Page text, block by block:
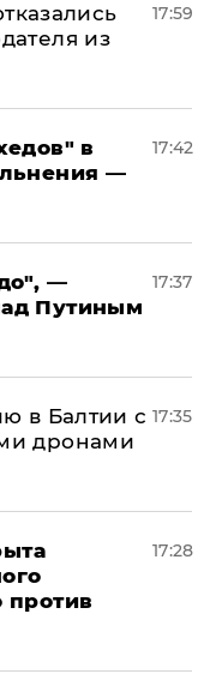
из
17:59
в
—
17:42
—
Путиным
17:37
в Балтии с
дронами
17:35
против
17:28